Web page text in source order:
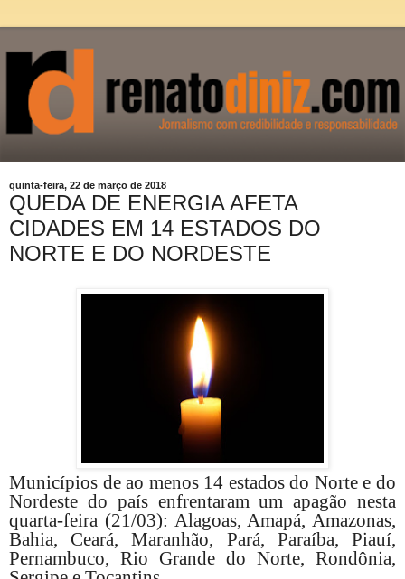
quinta-feira, 22 de março de 2018
QUEDA DE ENERGIA AFETA
CIDADES EM 14 ESTADOS DO
NORTE E DO NORDESTE
Municípios de ao menos 14 estados do Norte e do
Nordeste do país enfrentaram um apagão nesta
quarta-feira (21/03): Alagoas, Amapá, Amazonas,
Bahia, Ceará, Maranhão, Pará, Paraíba, Piauí,
Pernambuco, Rio Grande do Norte, Rondônia,